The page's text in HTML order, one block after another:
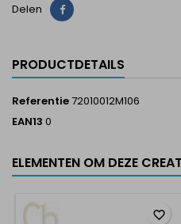
Delen Delen
PRODUCTDETAILS
Referentie72010012M106
EAN13 0
ELEMENTEN OM DEZE
favorite_border